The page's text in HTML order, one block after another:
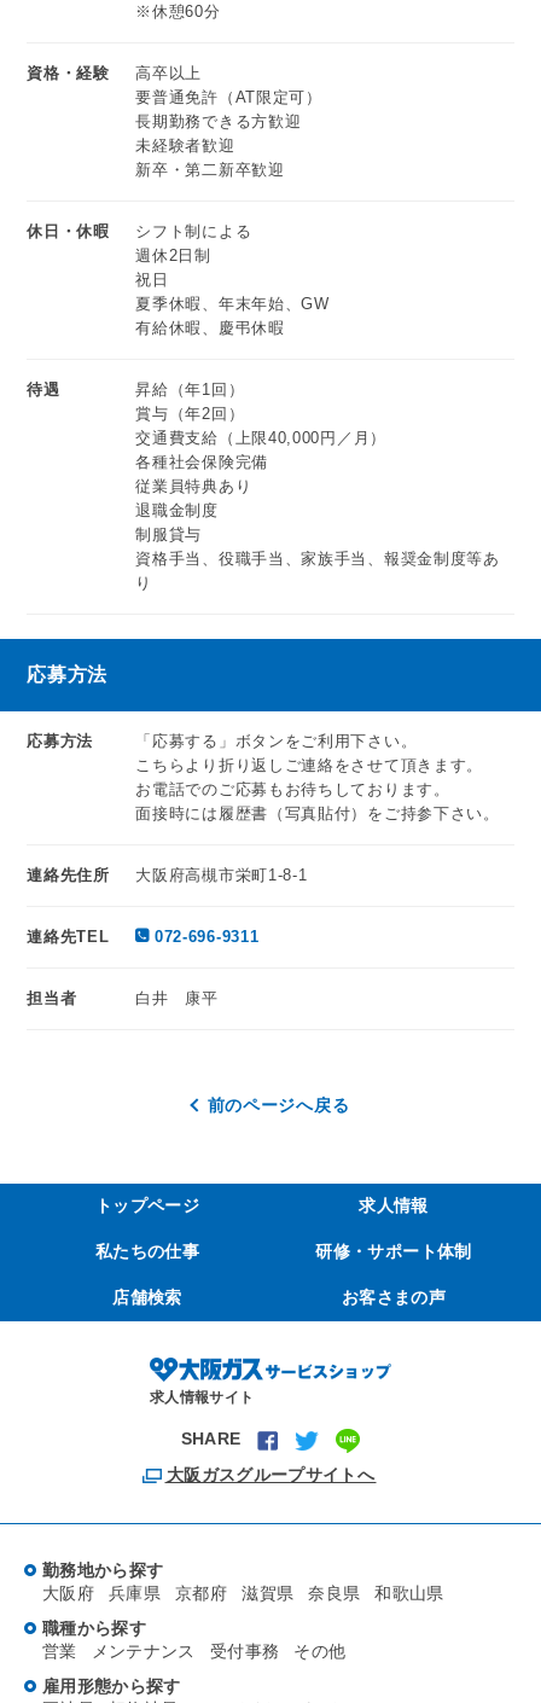
※休憩60分
資格・経験
高卒以上
要普通免許（AT限定可）
長期勤務できる方歓迎
未経験者歓迎
新卒・第二新卒歓迎
休日・休暇
シフト制による
週休2日制
祝日
夏季休暇、年末年始、GW
有給休暇、慶弔休暇
待遇
昇給（年1回）
賞与（年2回）
交通費支給（上限40,000円／月）
各種社会保険完備
従業員特典あり
退職金制度
制服貸与
資格手当、役職手当、家族手当、報奨金制度等あ
り
応募方法
応募方法
「応募する」ボタンをご利用下さい。
こちらより折り返しご連絡をさせて頂きます。
お電話でのご応募もお待ちしております。
面接時には履歴書（写真貼付）をご持参下さい。
連絡先住所 大阪府高槻市栄町1-8-1
連絡先TEL 072-696-9311
担当者 白井 康平
前のページへ戻る
トップページ 求人情報
私たちの仕事 研修・サポート体制
店舗検索 お客さまの声
求人情報サイト
SHARE
大阪ガスグループサイトへ
勤務地から探す
大阪府
兵庫県 京都府 滋賀県 奈良県
和歌山県
職種から探す
営業
メンテナンス 受付事務
その他
雇用形態から探す